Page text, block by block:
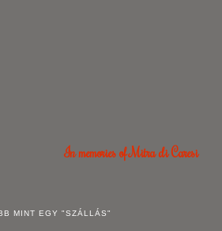
In memories of Mitra di Caresi
MINT EGY "SZÁLLÁS"